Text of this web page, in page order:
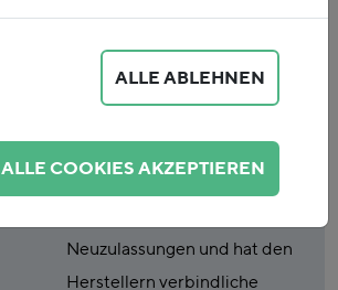
Zeitverlauf
Policy Brief
Seit dem Jahr 2009 reguliert
Neuzulassungen und hat den
Herstellern verbindliche
ALLE ABLEHNEN
ALLE COOKIES AKZEPTIEREN